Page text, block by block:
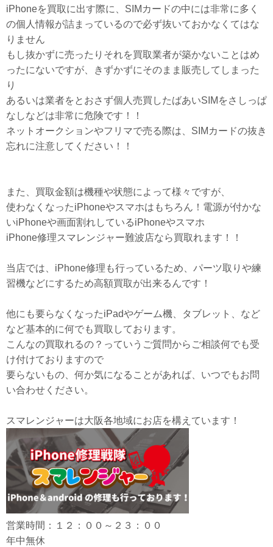
iPhoneを買取に出す際に、SIMカードの中には非常に多く
の個人情報が詰まっているので必ず抜いておかなくてはな
りません
もし抜かずに売ったりそれを買取業者が築かないことはめ
ったにないですが、きずかずにそのまま販売してしまった
り
あるいは業者をとおさず個人売買したばあいSIMをさしっぱ
なしなどは非常に危険です！！
ネットオークションやフリマで売る際は、SIMカードの抜き
忘れに注意してください！！
また、買取金額は機種や状態によって様々ですが、
使わなくなったiPhoneやスマホはもちろん！電源が付かな
いiPhoneや画面割れしているiPhoneやスマホ
iPhone修理スマレンジャー難波店なら買取れます！！
当店では、iPhone修理も行っているため、パーツ取りや練
習機などにするため高額買取が出来るんです！
他にも要らなくなったiPadやゲーム機、タブレット、など
など基本的に何でも買取しております。
こんなの買取れるの？っていうご質問からご相談何でも受
け付けておりますので
要らないもの、何か気になることがあれば、いつでもお問
い合わせください。
スマレンジャーは大阪各地域にお店を構えています！
営業時間：１２：００～２３：００
年中無休